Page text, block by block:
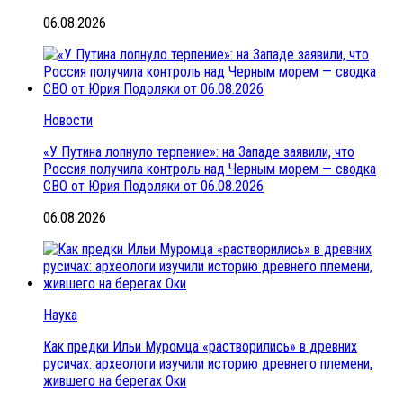
06.08.2026
Новости
«У Путина лопнуло терпение»: на Западе заявили, что
Россия получила контроль над Черным морем — сводка
СВО от Юрия Подоляки от 06.08.2026
06.08.2026
Наука
Как предки Ильи Муромца «растворились» в древних
русичах: археологи изучили историю древнего племени,
жившего на берегах Оки